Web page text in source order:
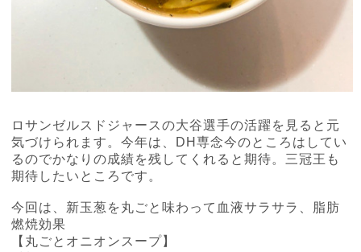
ロサンゼルスドジャースの大谷選手の活躍を見ると元
気づけられます。今年は、 DH専念今のところはしてい
るのでかなりの成績を残してくれると期待。三冠王も
期待したいところです。
今回は、新玉葱を丸ごと味わって血液サラサラ、脂肪
燃焼効果
【丸ごとオニオンスープ】